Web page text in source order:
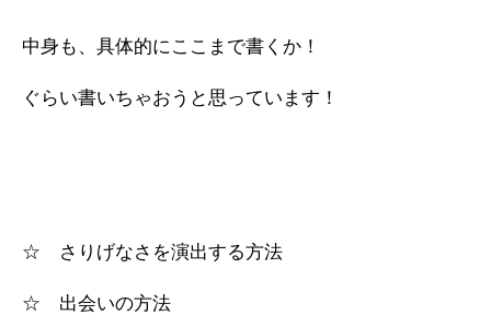
中身も、具体的にここまで書くか！
ぐらい書いちゃおうと思っています！
☆ さりげなさを演出する方法
☆ 出会いの方法